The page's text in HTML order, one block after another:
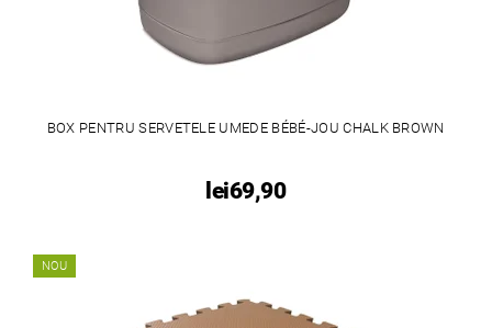
BOX PENTRU SERVETELE UMEDE BÉBÉ-JOU CHALK BROWN
lei69,90
NOU